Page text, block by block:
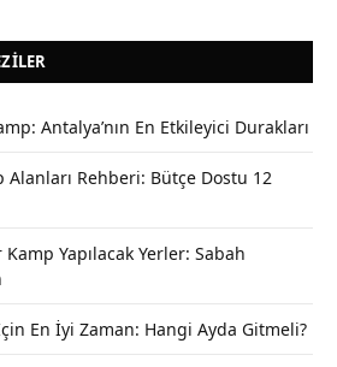
Antalya’nın En Etkileyici Durakları
Rehberi: Bütçe Dostu 12
Kamp Yapılacak Yerler: Sabah
En İyi Zaman: Hangi Ayda Gitmeli?